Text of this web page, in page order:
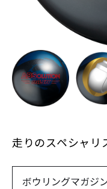
走りのスペシャリ
ボウリングマガジ